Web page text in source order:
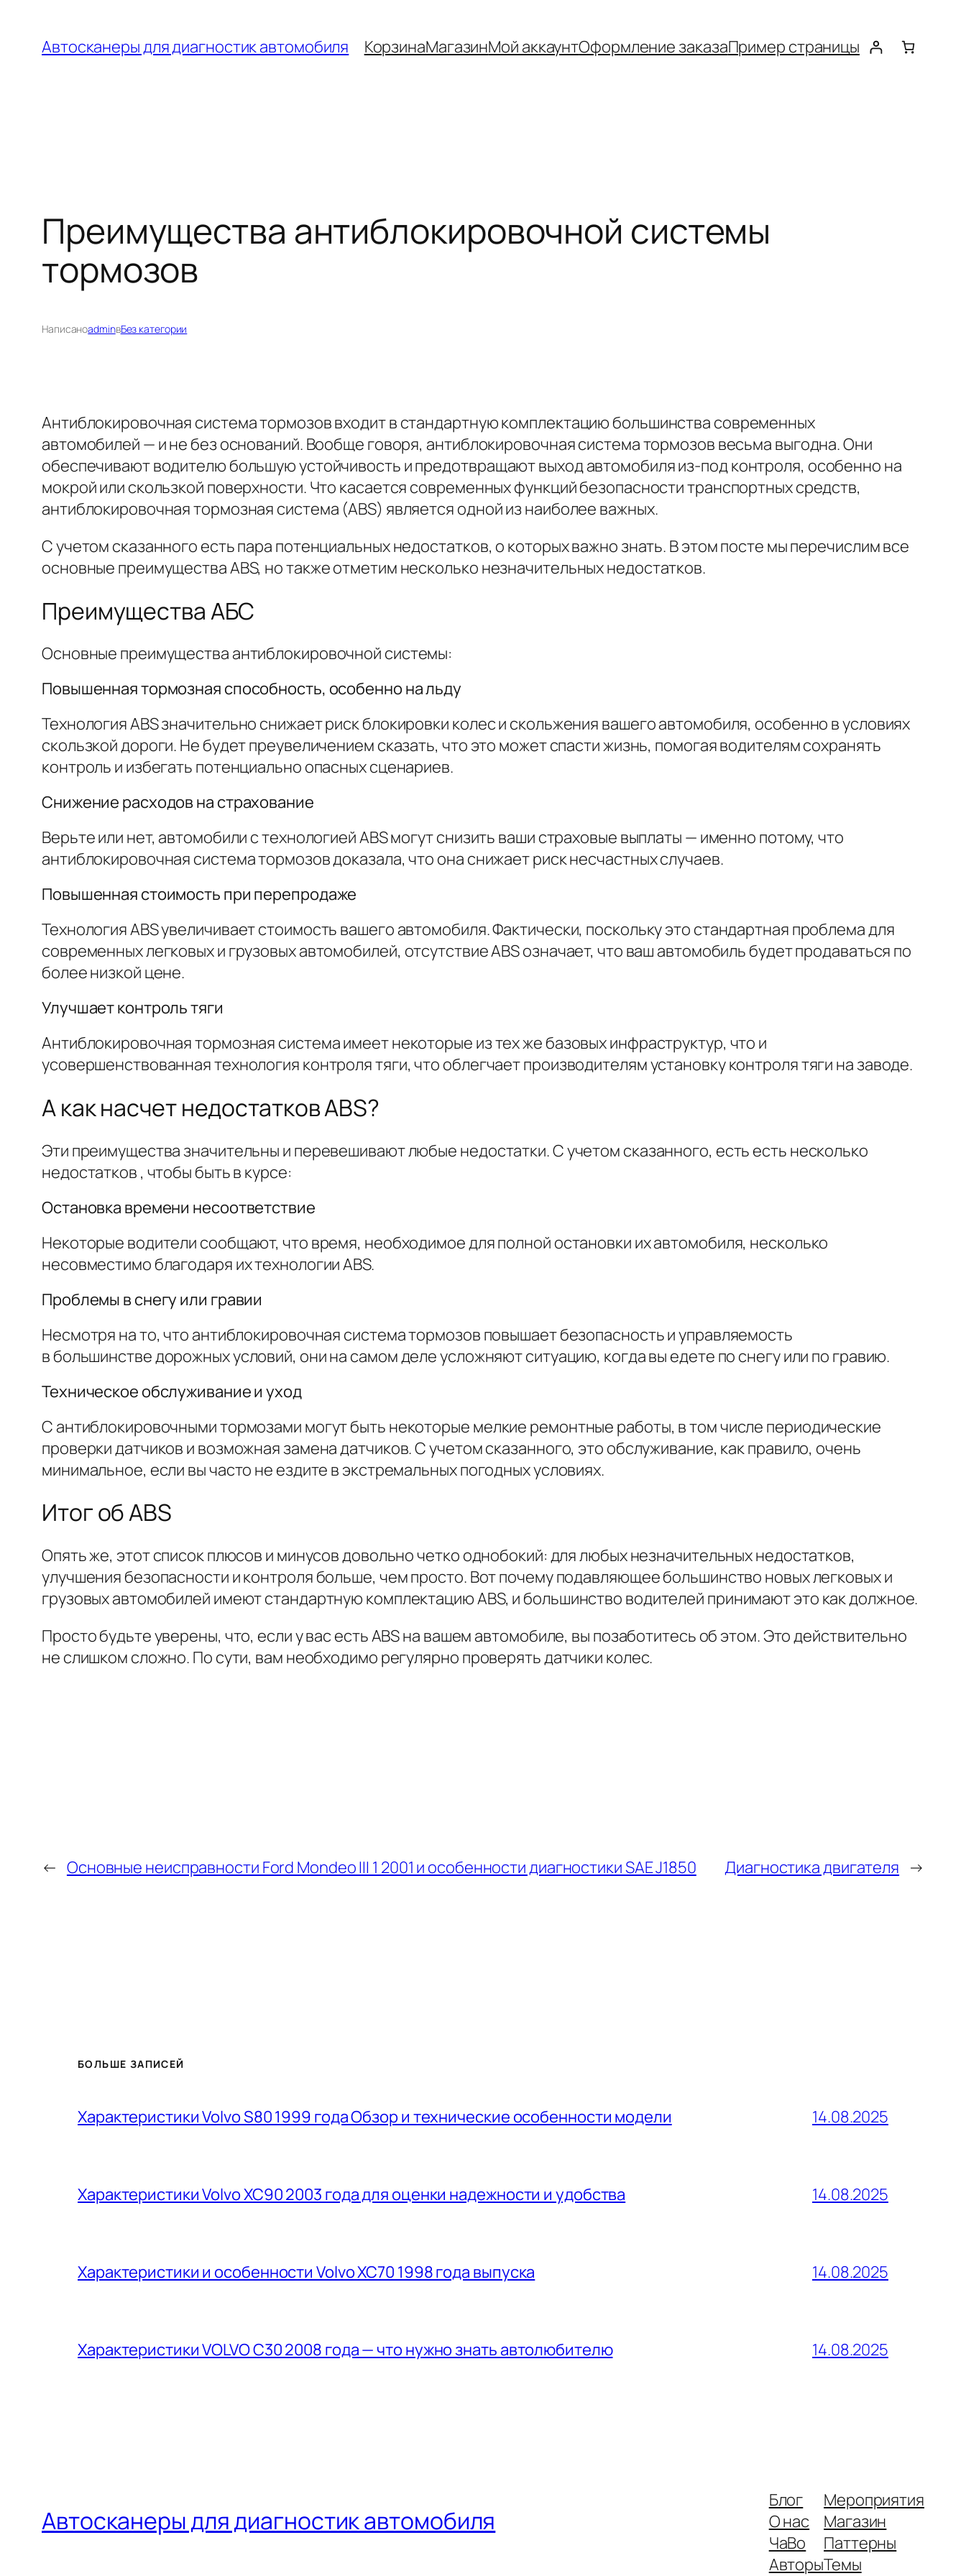
содержимому
Автосканеры для диагностик автомобиля КорзинаМагазинМой аккаунтОформление заказаПример страницы
Преимущества антиблокировочной системы
тормозов
НаписаноadminвБез категории
Антиблокировочная система тормозов входит в стандартную комплектацию большинства современных
автомобилей — и не без оснований. Вообще говоря, антиблокировочная система тормозов весьма выгодна. Они
обеспечивают водителю большую устойчивость и предотвращают выход автомобиля из-под контроля, особенно на
мокрой или скользкой поверхности. Что касается современных функций безопасности транспортных средств,
антиблокировочная тормозная система (ABS) является одной из наиболее важных.
С учетом сказанного есть пара потенциальных недостатков, о которых важно знать. В этом посте мы перечислим все
основные преимущества ABS, но также отметим несколько незначительных недостатков.
Преимущества АБС
Основные преимущества антиблокировочной системы:
Повышенная тормозная способность, особенно на льду
Технология ABS значительно снижает риск блокировки колес и скольжения вашего автомобиля, особенно в условиях
скользкой дороги. Не будет преувеличением сказать, что это может спасти жизнь, помогая водителям сохранять
контроль и избегать потенциально опасных сценариев.
Снижение расходов на страхование
Верьте или нет, автомобили с технологией ABS могут снизить ваши страховые выплаты — именно потому, что
антиблокировочная система тормозов доказала, что она снижает риск несчастных случаев.
Повышенная стоимость при перепродаже
Технология ABS увеличивает стоимость вашего автомобиля. Фактически, поскольку это стандартная проблема для
современных легковых и грузовых автомобилей, отсутствиеABS означает, что ваш автомобиль будет продаваться по
более низкой цене.
Улучшает контроль тяги
Антиблокировочная тормозная система имеет некоторые из тех же базовых инфраструктур, что и
усовершенствованная технология контроля тяги, что облегчает производителям установку контроля тяги на заводе.
А как насчет недостатков ABS?
Эти преимущества значительны и перевешивают любые недостатки. С учетом сказанного, есть есть несколько
недостатков , чтобы быть в курсе:
Остановка времени несоответствие
Некоторые водители сообщают, что время, необходимое для полной остановки их автомобиля, несколько
несовместимо благодаря их технологии ABS.
Проблемы в снегу или гравии
Несмотря на то, что антиблокировочная система тормозов повышает безопасность и управляемость
вбольшинстведорожных условий, они на самом деле усложняют ситуацию, когда вы едете по снегу или по гравию.
Техническое обслуживание и уход
С антиблокировочными тормозами могут быть некоторые мелкие ремонтные работы, в том числе периодические
проверки датчиков и возможная замена датчиков. С учетом сказанного, это обслуживание, как правило, очень
минимальное, если вы часто не ездите в экстремальных погодных условиях.
Итог об ABS
Опять же, этот список плюсов и минусов довольно четко однобокий: для любых незначительных недостатков,
улучшения безопасности и контроля больше, чем просто. Вот почему подавляющее большинство новых легковых и
грузовых автомобилей имеют стандартную комплектацию ABS, и большинство водителей принимают это как должное.
Просто будьте уверены, что, если у вас есть ABS на вашем автомобиле, вы позаботитесь об этом. Это действительно
не слишком сложно. По сути, вам необходимо регулярно проверять датчики колес.
← Основные неисправности Ford Mondeo III 1 2001 и особенности диагностики SAE J1850 Диагностика двигателя →
БОЛЬШЕ ЗАПИСЕЙ
Характеристики Volvo S80 1999 года Обзор и технические особенности модели 14.08.2025
Характеристики Volvo XC90 2003 года для оценки надежности и удобства 14.08.2025
Характеристики и особенности Volvo XC70 1998 года выпуска 14.08.2025
Характеристики VOLVO C30 2008 года — что нужно знать автолюбителю 14.08.2025
Автосканеры для диагностик автомобиля
Блог
О нас
ЧаВо
Авторы
Мероприятия
Магазин
Паттерны
Темы